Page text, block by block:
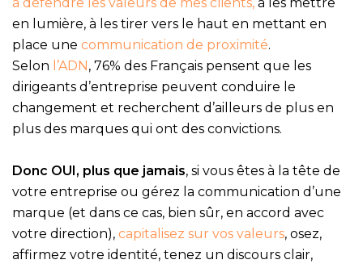
en lumière, à les tirer vers le haut en mettant en
place une communication de proximité.
Selon l’ADN, 76% des Français pensent que les
dirigeants d’entreprise peuvent conduire le
changement et recherchent d’ailleurs de plus en
plus des marques qui ont des convictions.
Donc OUI, plus que jamais, si vous êtes à la tête de
votre entreprise ou gérez la communication d’une
marque (et dans ce cas, bien sûr, en accord avec
votre direction), capitalisez sur vos valeurs, osez,
affirmez votre identité, tenez un discours clair,